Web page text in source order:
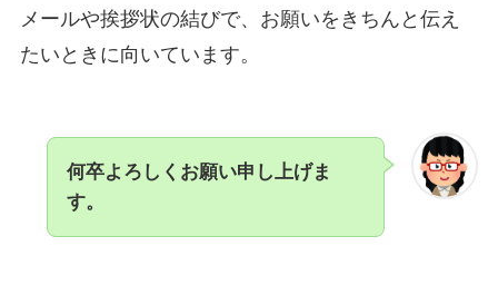
メールや挨拶状の結びで、お願いをきちんと伝え
たいときに向いています。
何卒よろしくお願い申し上げま
す。